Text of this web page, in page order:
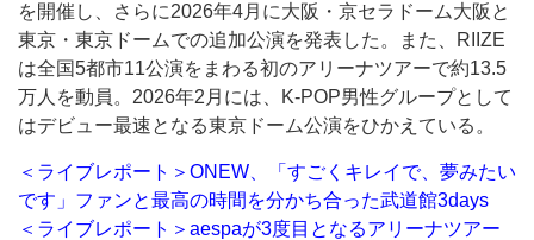
を開催し、さらに2026年4月に大阪・京セラドーム大阪と
東京・東京ドームでの追加公演を発表した。また、RIIZE
は全国5都市11公演をまわる初のアリーナツアーで約13.5
万人を動員。2026年2月には、K-POP男性グループとして
はデビュー最速となる東京ドーム公演をひかえている。
＜ライブレポート＞ONEW、「すごくキレイで、夢みたい
です」ファンと最高の時間を分かち合った武道館3days
＜ライブレポート＞aespaが3度目となるアリーナツアー